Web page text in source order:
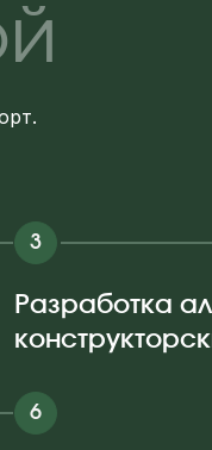
Разработка